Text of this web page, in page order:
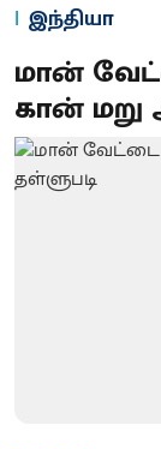
இந்தியா
மான்
கான் மறு